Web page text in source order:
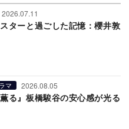
2026.07.11
ターと過ごした記憶：櫻井敦
マ 2026.08.05
薫る』板橋駿谷の安心感が光る